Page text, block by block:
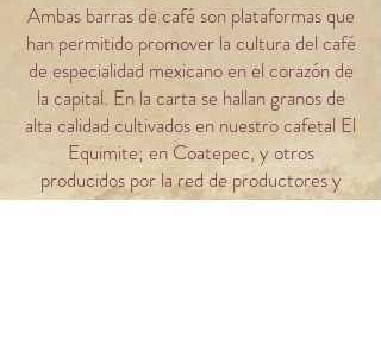
Ambas barras de café son plataformas que
han permitido promover la cultura del café
de especialidad mexicano en el corazón de
la capital. En la carta se hallan granos de
alta calidad cultivados en nuestro cafetal El
Equimite; en Coatepec, y otros
producidos por la red de productores y
productoras de varios estados mexicanos.